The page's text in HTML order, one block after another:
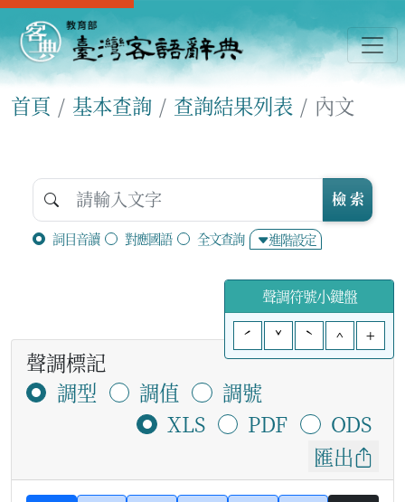
首頁 基本查詢 查詢結果列表 內文
詞目音讀 對應國語 全文查詢 進階設定
檢 索
聲調符號小鍵盤
ˊ
ˇ ˋ ^ +
聲調標記
調型
調值
調號
XLS
PDF
ODS
匯出